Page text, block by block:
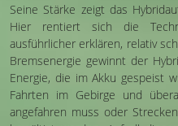
Seine Stärke zeigt das
Hier rentiert sich die
ausführlicher erklären, relativ
Bremsenergie gewinnt der
Energie, die im Akku gespeist
Fahrten im Gebirge und
angefahren muss oder